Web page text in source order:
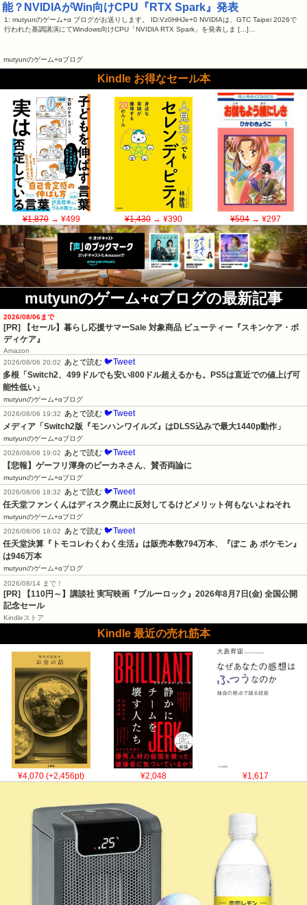
能？NVIDIAがWin向けCPU『RTX Spark』発表
1: mutyunのゲーム+α ブログがお送りします。 ID:Vz0HHJe+0 NVIDIAは、GTC Taipei 2026で
行われた基調講演にてWindows向けCPU「NVIDIA RTX Spark」を発表しま […]…
mutyunのゲーム+αブログ
Kindle お得なセール本
¥1,870→ ¥499 ¥1,430→ ¥390 ¥594→ ¥297
mutyunのゲーム+αブログの最新記事
2026/08/06まで
[PR]
【セール】暮らし応援サマーSale 対象商品 ビューティー『スキンケア・ボ
ディケア』
Amazon
2026/08/06 20:02
あとで読む 🐦Tweet
多根「Switch2、499ドルでも安い800ドル超えるかも。PS5は直近での値上げ可
能性低い」
mutyunのゲーム+αブログ
2026/08/06 19:32
あとで読む 🐦Tweet
メディア「Switch2版『モンハンワイルズ』はDLSS込みで最大1440p動作」
mutyunのゲーム+αブログ
2026/08/06 19:02
あとで読む 🐦Tweet
【悲報】ゲーフリ渾身のビーカネさん、賛否両論に
mutyunのゲーム+αブログ
2026/08/06 18:32
あとで読む 🐦Tweet
任天堂ファンくんはディスク廃止に反対してるけどメリット何もないよねそれ
mutyunのゲーム+αブログ
2026/08/06 18:02
あとで読む 🐦Tweet
任天堂決算『トモコレわくわく生活』は販売本数794万本、『ぽこ あ ポケモン』
は946万本
mutyunのゲーム+αブログ
2026/08/14 まで！
[PR]
【110円～】講談社 実写映画『ブルーロック』2026年8月7日(金) 全国公開
記念セール
Kindleストア
Kindle 最近の売れ筋本
¥4,070 (+2,456pt) ¥2,048 ¥1,617